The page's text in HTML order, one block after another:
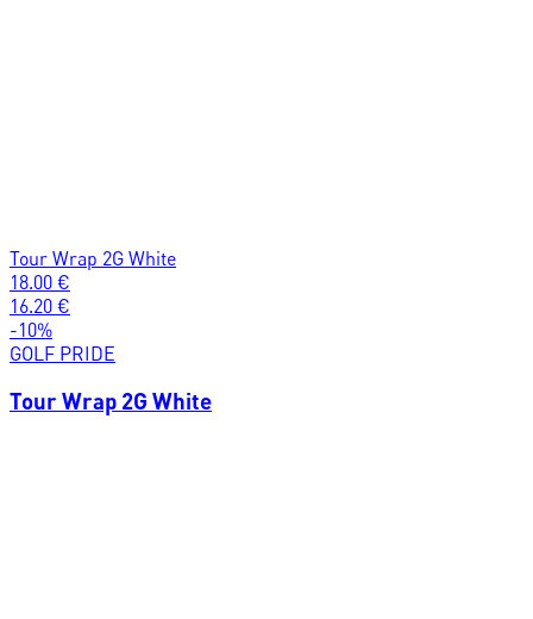
Tour Wrap 2G White
18.00 €
16.20 €
-10%
GOLF PRIDE
Tour Wrap 2G White